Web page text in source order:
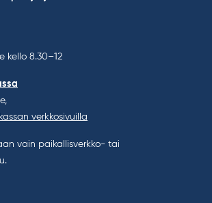
kello 8.30–12
verkkosivuilla
vain paikallisverkko- tai